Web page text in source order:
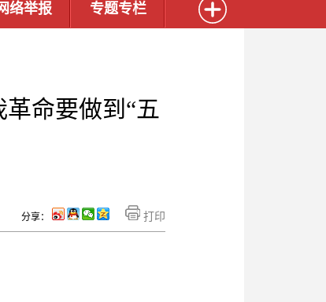
络举报 专题专栏
命要做到“五
打印
分享：